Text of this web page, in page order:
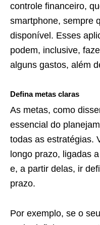
controle financeiro,
smartphone, sempre
disponível. Esses
podem, inclusive,
alguns gastos, além
Defina metas claras
As metas, como
essencial do
todas as estratégias.
longo prazo, ligadas
e, a partir delas, ir
prazo.
Por exemplo, se o